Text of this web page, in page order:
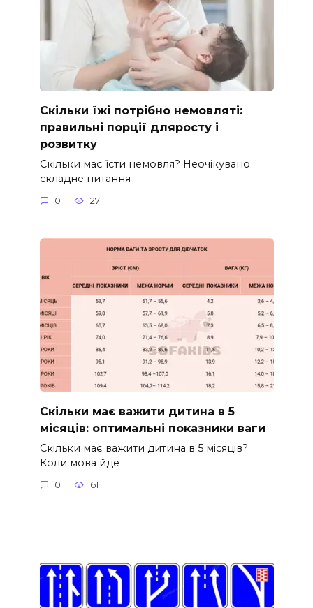
Скільки їжі потрібно немовляті:
правильні порції дляросту і
розвитку
Скільки має їсти немовля? Неочікувано
складне питання
0 27
Скільки має важити дитина в 5
місяців: оптимальні показники ваги
Скільки має важити дитина в 5 місяців?
Коли мова йде
0 61